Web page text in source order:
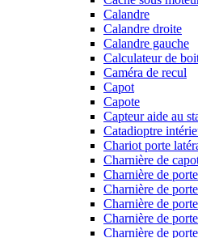
Calandre
Calandre droite
Calandre gauche
Calculateur de
Caméra de recul
Capot
Capote
Capteur aide au
Catadioptre
Chariot porte
Charnière de
Charnière de
Charnière de
Charnière de
Charnière de
Charnière de